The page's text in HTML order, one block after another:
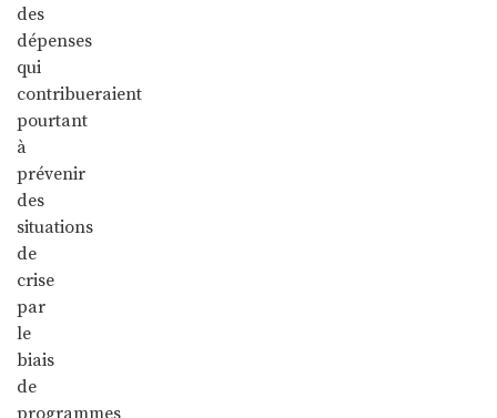
des
dépenses
qui
contribueraient
pourtant
à
prévenir
des
situations
de
crise
par
le
biais
de
programmes